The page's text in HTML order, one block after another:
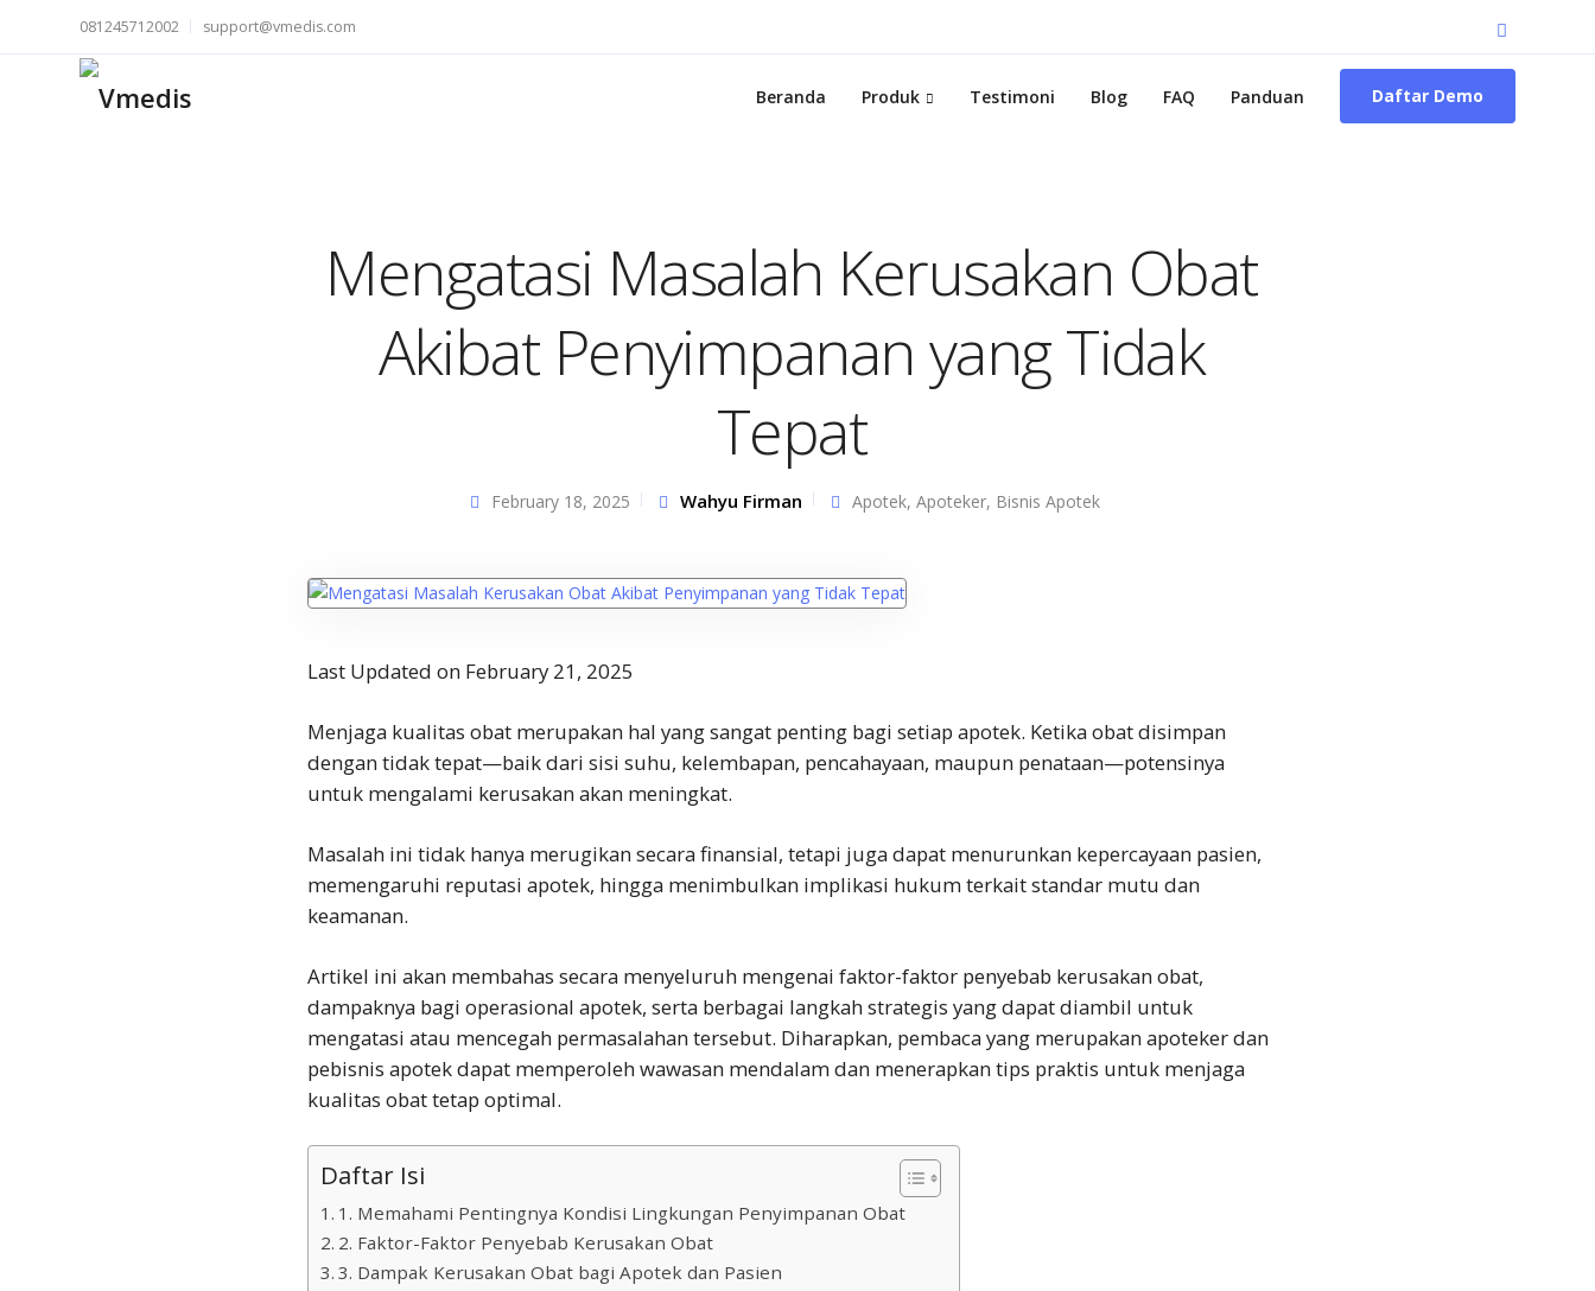
081245712002 support@vmedis.com
Beranda Produk Testimoni Blog FAQ Panduan Daftar Demo
Mengatasi Masalah Kerusakan Obat
Akibat Penyimpanan yang Tidak
Tepat
February 18, 2025 Wahyu Firman Apotek,Apoteker, Bisnis Apotek
Last Updated on February 21, 2025
Menjaga kualitas obat merupakan hal yang sangat penting bagi setiap apotek. Ketika obat disimpan
dengan tidak tepat—baik dari sisi suhu, kelembapan, pencahayaan, maupun penataan—potensinya
untuk mengalami kerusakan akan meningkat.
Masalah ini tidak hanya merugikan secara finansial, tetapi juga dapat menurunkan kepercayaan pasien,
memengaruhi reputasi apotek, hingga menimbulkan implikasi hukum terkait standar mutu dan
keamanan.
Artikel ini akan membahas secara menyeluruh mengenai faktor-faktor penyebab kerusakan obat,
dampaknya bagi operasional apotek, serta berbagai langkah strategis yang dapat diambil untuk
mengatasi atau mencegah permasalahan tersebut. Diharapkan, pembaca yang merupakan apoteker dan
pebisnis apotek dapat memperoleh wawasan mendalam dan menerapkan tips praktis untuk menjaga
kualitas obat tetap optimal.
Daftar Isi
1. Memahami Pentingnya Kondisi Lingkungan Penyimpanan Obat
2. Faktor-Faktor Penyebab Kerusakan Obat
3. Dampak Kerusakan Obat bagi Apotek dan Pasien